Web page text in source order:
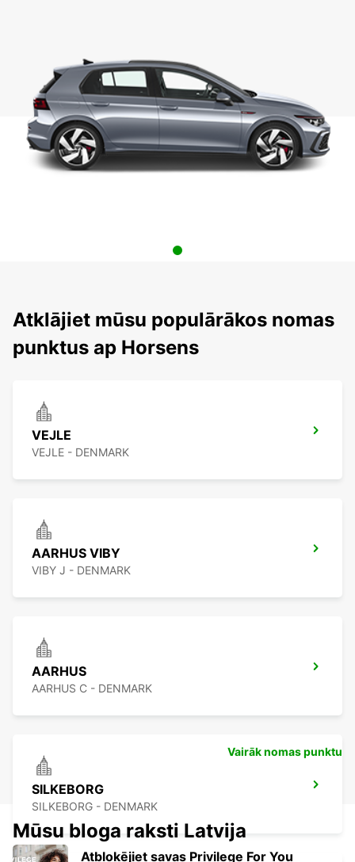
Atklājiet mūsu populārākos nomas
punktus ap Horsens
VEJLE
VEJLE - DENMARK
AARHUS VIBY
VIBY J - DENMARK
AARHUS
AARHUS C - DENMARK
SILKEBORG
SILKEBORG - DENMARK
Vairāk nomas punktu
Mūsu bloga raksti Latvija
Atbloķējiet savas Privilege For You